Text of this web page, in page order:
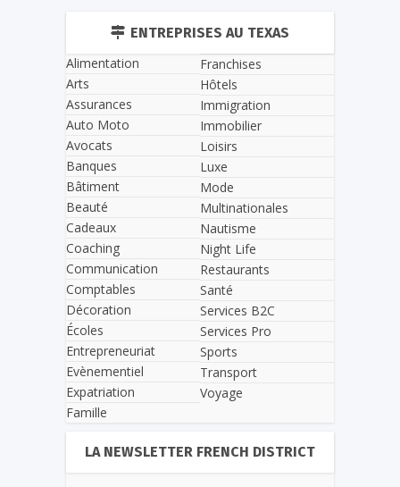
ENTREPRISES AU TEXAS
Alimentation
Arts
Assurances
Auto Moto
Avocats
Banques
Bâtiment
Beauté
Cadeaux
Coaching
Communication
Comptables
Décoration
Écoles
Entrepreneuriat
Evènementiel
Expatriation
Famille
Franchises
Hôtels
Immigration
Immobilier
Loisirs
Luxe
Mode
Multinationales
Nautisme
Night Life
Restaurants
Santé
Services B2C
Services Pro
Sports
Transport
Voyage
LA NEWSLETTER FRENCH DISTRICT